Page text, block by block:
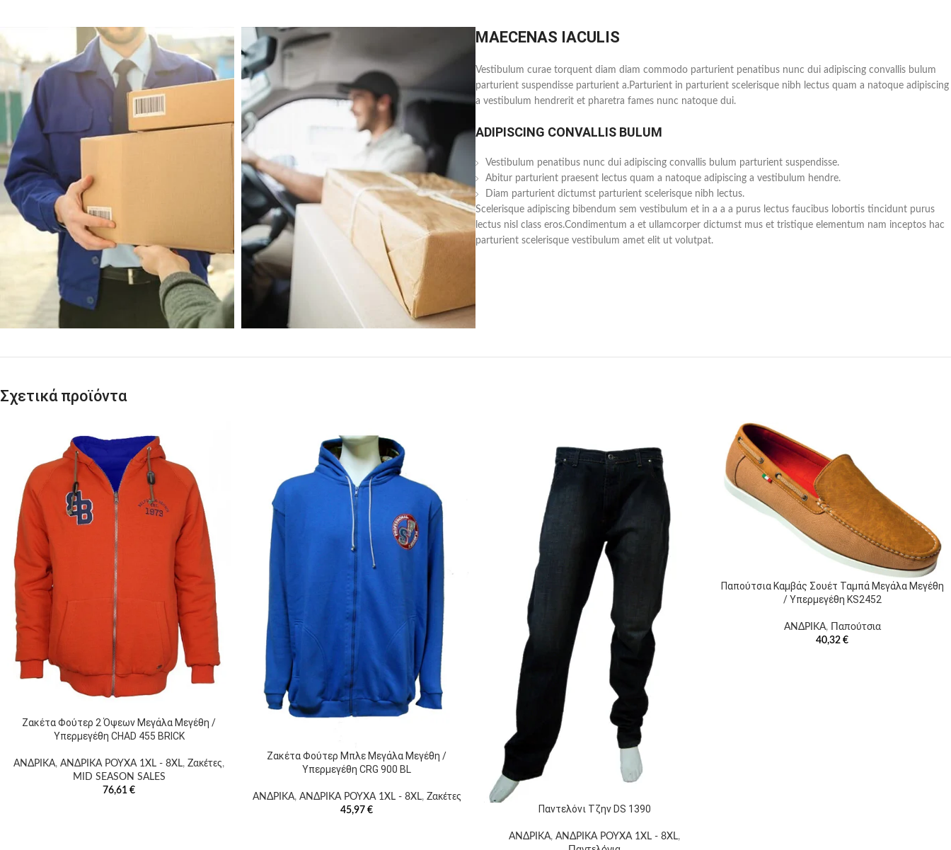
MAECENAS IACULIS
Vestibulum curae torquent diam diam commodo parturient penatibus nunc dui adipiscing convallis bulum
parturient suspendisse parturient a.Parturient in parturient scelerisque nibh lectus quam a natoque adipiscing
a vestibulum hendrerit et pharetra fames nunc natoque dui.
ADIPISCING CONVALLIS BULUM
Vestibulum penatibus nunc dui adipiscing convallis bulum parturient suspendisse.
Abitur parturient praesent lectus quam a natoque adipiscing a vestibulum hendre.
Diam parturient dictumst parturient scelerisque nibh lectus.
Scelerisque adipiscing bibendum sem vestibulum et in a a a purus lectus faucibus lobortis tincidunt purus
lectus nisl class eros.Condimentum a et ullamcorper dictumst mus et tristique elementum nam inceptos hac
parturient scelerisque vestibulum amet elit ut volutpat.
Σχετικά προϊόντα
Ζακέτα Φούτερ 2 Όψεων Μεγάλα Μεγέθη /
Υπερμεγέθη CHAD 455 BRICK
ΑΝΔΡΙΚΑ, ΑΝΔΡΙΚΑ ΡΟΥΧΑ 1XL - 8XL, Ζακέτες,
MID SEASON SALES
76,61 €
Ζακέτα Φούτερ Μπλε Μεγάλα Μεγέθη /
Υπερμεγέθη CRG 900 BL
ΑΝΔΡΙΚΑ, ΑΝΔΡΙΚΑ ΡΟΥΧΑ 1XL - 8XL, Ζακέτες
45,97 € Παντελόνι Τζην DS 1390
ΑΝΔΡΙΚΑ, ΑΝΔΡΙΚΑ ΡΟΥΧΑ 1XL - 8XL,
Παπούτσια Καμβάς Σουέτ Ταμπά Μεγάλα Μεγέθη
/ Υπερμεγέθη KS2452
ΑΝΔΡΙΚΑ,
Παπούτσια
40,32 €